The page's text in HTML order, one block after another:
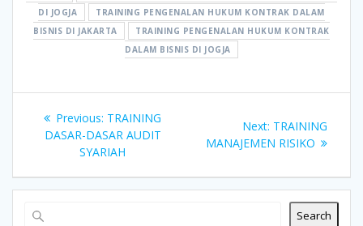
DI JOGJA
TRAINING PENGENALAN HUKUM KONTRAK DALAM
BISNIS DI JAKARTA
TRAINING PENGENALAN HUKUM KONTRAK
DALAM BISNIS DI JOGJA
Post
navigation
Previous: Previous
post:
TRAINING
DASAR-DASAR AUDIT
SYARIAH
Next: Next
post:
TRAINING
MANAJEMEN RISIKO
Search